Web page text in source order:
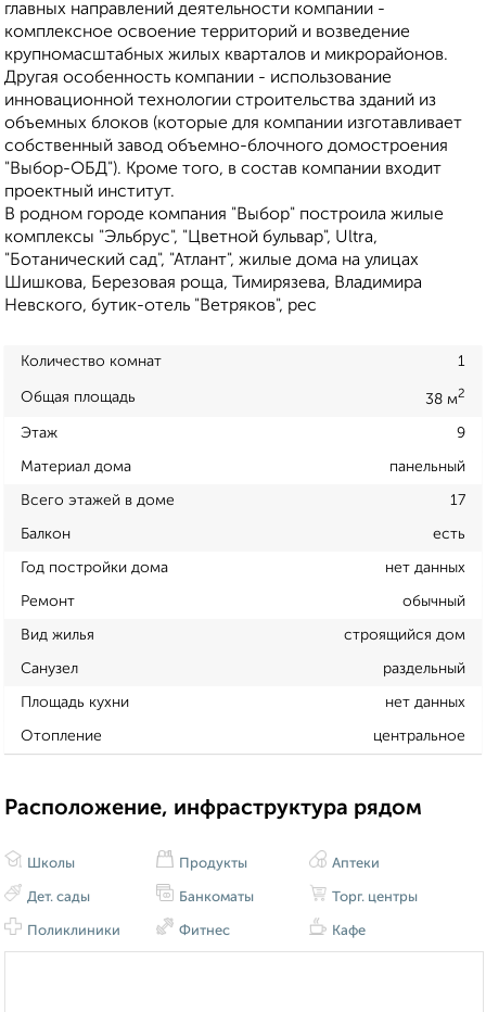
главных направлений деятельности компании -
комплексное освоение территорий и возведение
крупномасштабных жилых кварталов и микрорайонов.
Другая особенность компании - использование
инновационной технологии строительства зданий из
объемных блоков (которые для компании изготавливает
собственный завод объемно-блочного домостроения
"Выбор-ОБД"). Кроме того, в состав компании входит
проектный институт.
В родном городе компания "Выбор" построила жилые
комплексы "Эльбрус", "Цветной бульвар", Ultra,
"Ботанический сад", "Атлант", жилые дома на улицах
Шишкова, Березовая роща, Тимирязева, Владимира
Невского, бутик-отель "Ветряков", рес
Количество комнат 1
Общая площадь 38 м2
Этаж 9
Материал дома панельный
Всего этажей в доме 17
Балкон есть
Год постройки дома нет данных
Ремонт обычный
Вид жилья строящийся дом
Санузел раздельный
Площадь кухни нет данных
Отопление центральное
Расположение, инфраструктура рядом
Школы
Дет. сады
Поликлиники
Продукты
Банкоматы
Фитнес
Аптеки
Торг. центры
Кафе